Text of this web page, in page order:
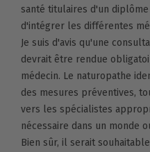
santé titulaires d'un
d'intégrer les différentes
Je suis d'avis qu'une
devrait être rendue
médecin. Le naturopathe
des mesures préventives,
vers les spécialistes
nécessaire dans un monde
Bien sûr, il serait